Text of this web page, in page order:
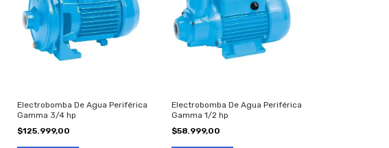
Electrobomba De Agua Periférica
Gamma 3/4 hp
$125.999,00
Electrobomba De Agua Periférica
Gamma 1/2 hp
$58.999,00